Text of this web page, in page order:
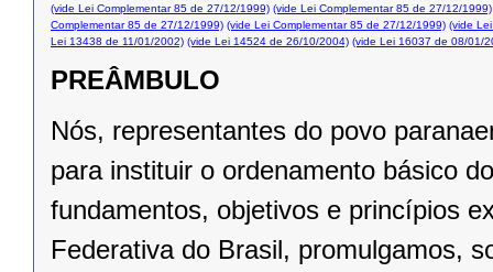
(vide Lei Complementar 85 de 27/12/1999) (vide Lei Complementar 85 de 27/12/1999)
Complementar 85 de 27/12/1999) (vide Lei Complementar 85 de 27/12/1999) (vide
Lei 13438 de 11/01/2002) (vide Lei 14524 de 26/10/2004) (vide Lei 16037 de 08/01/
PREÂMBULO
Nós, representantes do povo
para instituir o ordenamento básico
fundamentos, objetivos e princípios
Federativa do Brasil, promulgamos,